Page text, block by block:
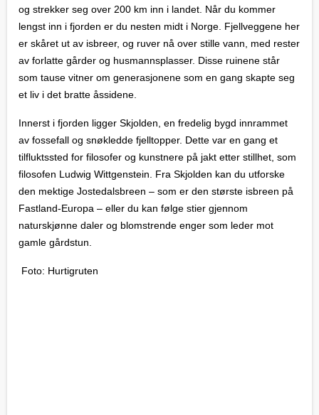
og strekker seg over 200 km inn i landet. Når du kommer
lengst inn i fjorden er du nesten midt i Norge. Fjellveggene her
er skåret ut av isbreer, og ruver nå over stille vann, med rester
av forlatte gårder og husmannsplasser. Disse ruinene står
som tause vitner om generasjonene som en gang skapte seg
et liv i det bratte åssidene.
Innerst i fjorden ligger Skjolden, en fredelig bygd innrammet
av fossefall og snøkledde fjelltopper. Dette var en gang et
tilfluktssted for filosofer og kunstnere på jakt etter stillhet, som
filosofen Ludwig Wittgenstein. Fra Skjolden kan du utforske
den mektige Jostedalsbreen – som er den største isbreen på
Fastland-Europa – eller du kan følge stier gjennom
naturskjønne daler og blomstrende enger som leder mot
gamle gårdstun.
Foto: Hurtigruten